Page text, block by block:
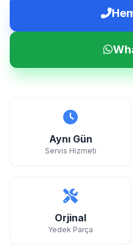
Aynı Gün
Servis Hizmeti
Orjinal
Yedek Parça